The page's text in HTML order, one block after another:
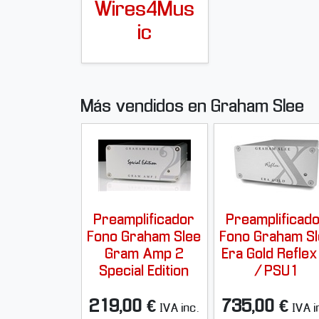
Wires4Mus
ic
Más vendidos en Graham Slee
Preamplificador
Fono Graham Slee
Gram Amp 2
Special Edition
219,00 € IVA inc.
Fono Graham
Era Gold
/ PSU1
735,00 € IVA